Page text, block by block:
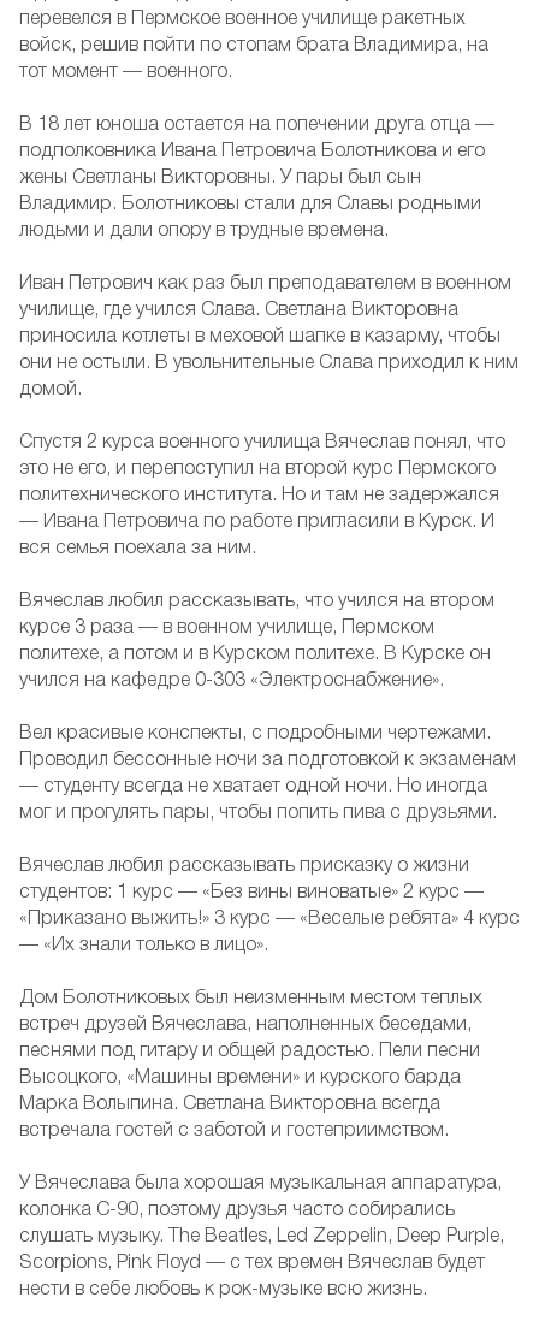
перевелся в Пермское военное училище ракетных
войск, решив пойти по стопам брата Владимира, на
тот момент — военного.
В 18 лет юноша остается на попечении друга отца —
подполковника Ивана Петровича Болотникова и его
жены Светланы Викторовны. У пары был сын
Владимир. Болотниковы стали для Славы родными
людьми и дали опору в трудные времена.
Иван Петрович как раз был преподавателем в военном
училище, где учился Слава. Светлана Викторовна
приносила котлеты в меховой шапке в казарму, чтобы
они не остыли. В увольнительные Слава приходил к ним
домой.
Спустя 2 курса военного училища Вячеслав понял, что
это не его, и перепоступил на второй курс Пермского
политехнического института. Но и там не задержался
— Ивана Петровича по работе пригласили в Курск. И
вся семья поехала за ним.
Вячеслав любил рассказывать, что учился на втором
курсе 3 раза — в военном училище, Пермском
политехе, а потом и в Курском политехе. В Курске он
учился на кафедре 0-303 «Электроснабжение».
Вел красивые конспекты, с подробными чертежами.
Проводил бессонные ночи за подготовкой к экзаменам
— студенту всегда не хватает одной ночи. Но иногда
мог и прогулять пары, чтобы попить пива с друзьями.
Вячеслав любил рассказывать присказку о жизни
студентов: 1 курс — «Без вины виноватые» 2 курс —
«Приказано выжить!» 3 курс — «Веселые ребята» 4 курс
— «Их знали только в лицо».
Дом Болотниковых был неизменным местом теплых
встреч друзей Вячеслава, наполненных беседами,
песнями под гитару и общей радостью. Пели песни
Высоцкого, «Машины времени» и курского барда
Марка Волыпина. Светлана Викторовна всегда
встречала гостей с заботой и гостеприимством.
У Вячеслава была хорошая музыкальная аппаратура,
колонка С-90, поэтому друзья часто собирались
слушать музыку. The Beatles, Led Zeppelin, Deep Purple,
Scorpions, Pink Floyd — с тех времен Вячеслав будет
нести в себе любовь к рок-музыке всю жизнь.